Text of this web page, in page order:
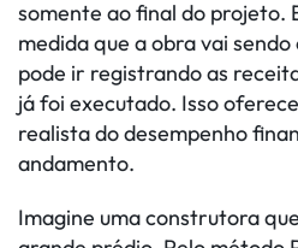
somente ao final do projeto.
medida que a obra vai
pode ir registrando as
já foi executado. Isso
realista do desempenho
andamento.
Imagine uma construtora